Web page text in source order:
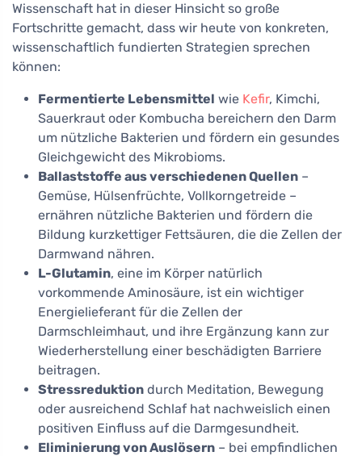
Wissenschaft hat in dieser Hinsicht so große
Fortschritte gemacht, dass wir heute von konkreten,
wissenschaftlich fundierten Strategien sprechen
können:
Fermentierte Lebensmittel wie Kefir, Kimchi,
Sauerkraut oder Kombucha bereichern den Darm
um nützliche Bakterien und fördern ein gesundes
Gleichgewicht des Mikrobioms.
Ballaststoffe aus verschiedenen Quellen –
Gemüse, Hülsenfrüchte, Vollkorngetreide –
ernähren nützliche Bakterien und fördern die
Bildung kurzkettiger Fettsäuren, die die Zellen der
Darmwand nähren.
L-Glutamin, eine im Körper natürlich
vorkommende Aminosäure, ist ein wichtiger
Energielieferant für die Zellen der
Darmschleimhaut, und ihre Ergänzung kann zur
Wiederherstellung einer beschädigten Barriere
beitragen.
Stressreduktion durch Meditation, Bewegung
oder ausreichend Schlaf hat nachweislich einen
positiven Einfluss auf die Darmgesundheit.
Eliminierung von Auslösern – bei empfindlichen